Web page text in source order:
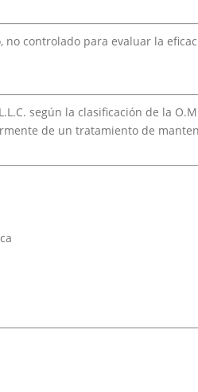
controlado para evaluar la
según la clasificación de la
de un tratamiento de